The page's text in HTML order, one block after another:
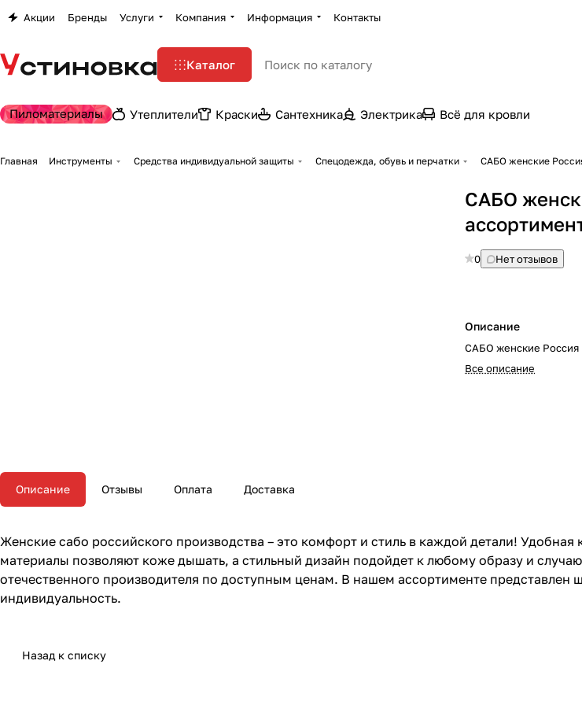
Акции Бренды Услуги Компания Информация Контакты
Каталог
Пиломатериалы Утеплители Краски Сантехника Электрика Всё для кровли
Главная Инструменты Средства индивидуальной защиты Спецодежда, обувь и перчатки САБО женские
САБО
0 Нет отзывов
Описание
САБО женские Россия
Все описание
Описание Отзывы Оплата Доставка
Женские сабо российского производства – это комфорт и стиль в каждой детали! Удобная
материалы позволяют коже дышать, а стильный дизайн подойдет к любому образу и
отечественного производителя по доступным ценам. В нашем ассортименте
индивидуальность.
Назад к списку